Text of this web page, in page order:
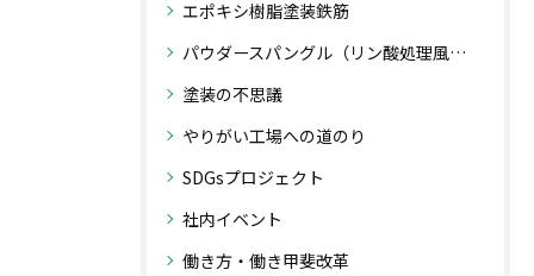
エポキシ樹脂塗装鉄筋
パウダースパングル（リン酸処理風粉体塗装）
塗装の不思議
やりがい工場への道のり
SDGsプロジェクト
社内イベント
働き方・働き甲斐改革